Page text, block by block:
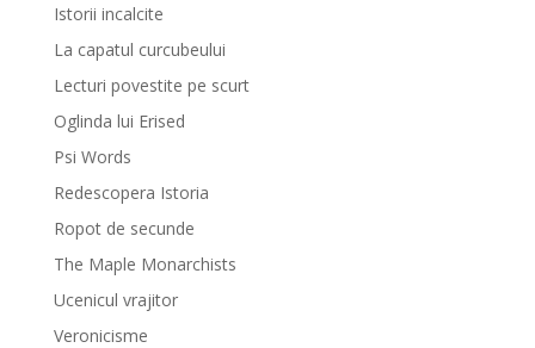
Istorii incalcite
La capatul curcubeului
Lecturi povestite pe scurt
Oglinda lui Erised
Psi Words
Redescopera Istoria
Ropot de secunde
The Maple Monarchists
Ucenicul vrajitor
Veronicisme